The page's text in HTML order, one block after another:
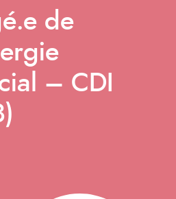
de
– CDI